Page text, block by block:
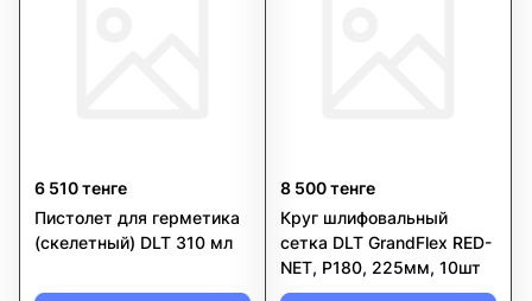
6 510 тенге
Пистолет для герметика
(скелетный) DLT 310 мл
8 500 тенге
Круг шлифовальный
сетка DLT GrandFlex RED-
NET, P180, 225мм, 10шт